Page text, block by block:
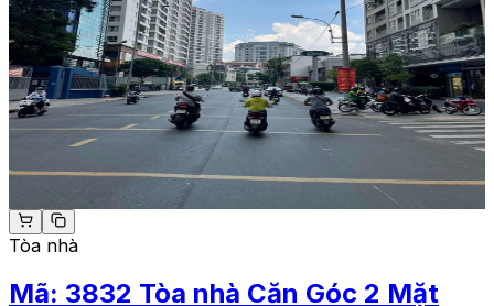
Tòa nhà
Mã: 3832 Tòa nhà Căn Góc 2 Mặt